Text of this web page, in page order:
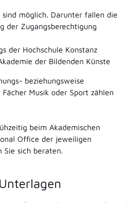
sind möglich. Darunter fallen die
der Zugangsberechtigung
der Hochschule Konstanz
der Bildenden Künste
beziehungsweise
Musik oder Sport zählen
beim Akademischen
Office der jeweiligen
Sie sich beraten.